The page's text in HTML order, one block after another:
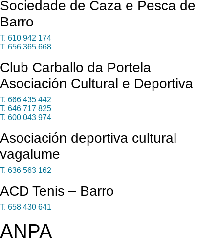
Sociedade de Caza e Pesca de
Barro
T. 610 942 174
T. 656 365 668
Club Carballo da Portela
Asociación Cultural e Deportiva
T. 666 435 442
T. 646 717 825
T. 600 043 974
Asociación deportiva cultural
vagalume
T. 636 563 162
ACD Tenis – Barro
T. 658 430 641
ANPA